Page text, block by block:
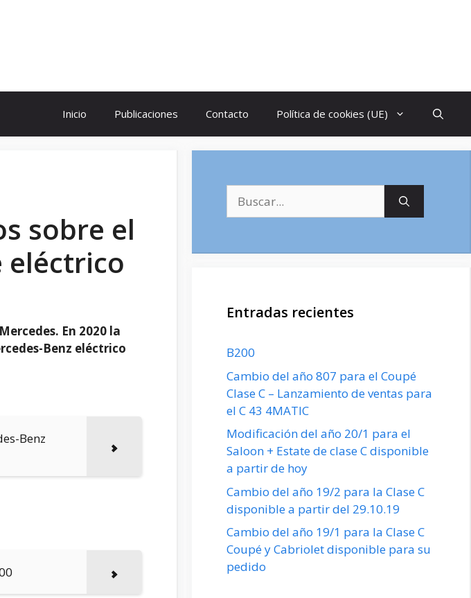
Inicio Publicaciones Contacto Política de cookies (UE)
sobre el
eléctrico
En 2020 la
Benz eléctrico
Benz
Entradas recientes
B200
Cambio del año 807 para el Coupé
Clase C – Lanzamiento de ventas para
el C 43 4MATIC
Modificación del año 20/1 para el
Saloon + Estate de clase C disponible
a partir de hoy
Cambio del año 19/2 para la Clase C
disponible a partir del 29.10.19
Cambio del año 19/1 para la Clase C
Coupé y Cabriolet disponible para su
pedido